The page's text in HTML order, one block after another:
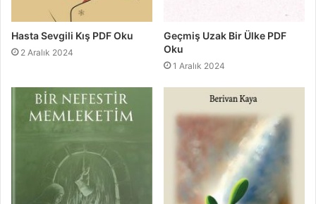
Hasta Sevgili Kış PDF Oku
2 Aralık 2024
Geçmiş Uzak Bir Ülke PDF
Oku
1 Aralık 2024